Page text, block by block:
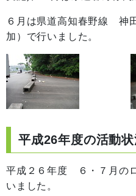
６月は県道高知春野線 神
加）で行いました。
平成26年度の活動
平成２６年度 ６・７月の
いました。